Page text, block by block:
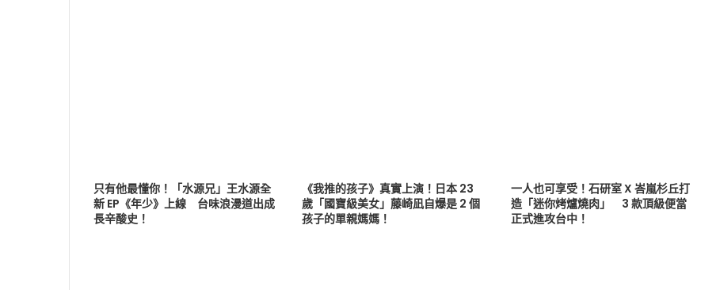
只有他最懂你！「水源兄」王水源全
新 EP《年少》上線 台味浪漫道出成
長辛酸史！
《我推的孩子》真實上演！日本 23
歲「國寶級美女」藤崎凪自爆是 2 個
孩子的單親媽媽！
一人也可享受！石研室 X 峇嵐杉丘打
造「迷你烤爐燒肉」 3 款頂級便當
正式進攻台中！